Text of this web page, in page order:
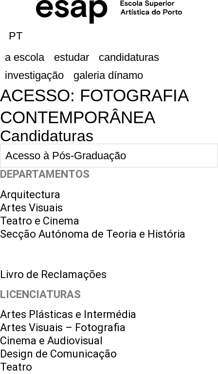
PT
a escola
estudar
candidaturas
investigação
galeria dínamo
ACESSO: FOTOGRAFIA
CONTEMPORÂNEA
Candidaturas
Acesso à Pós-Graduação
DEPARTAMENTOS
Arquitectura
Artes Visuais
Teatro e Cinema
Secção Autónoma de Teoria e História
Livro de Reclamações
LICENCIATURAS
Artes Plásticas e Intermédia
Artes Visuais – Fotografia
Cinema e Audiovisual
Design de Comunicação
Teatro